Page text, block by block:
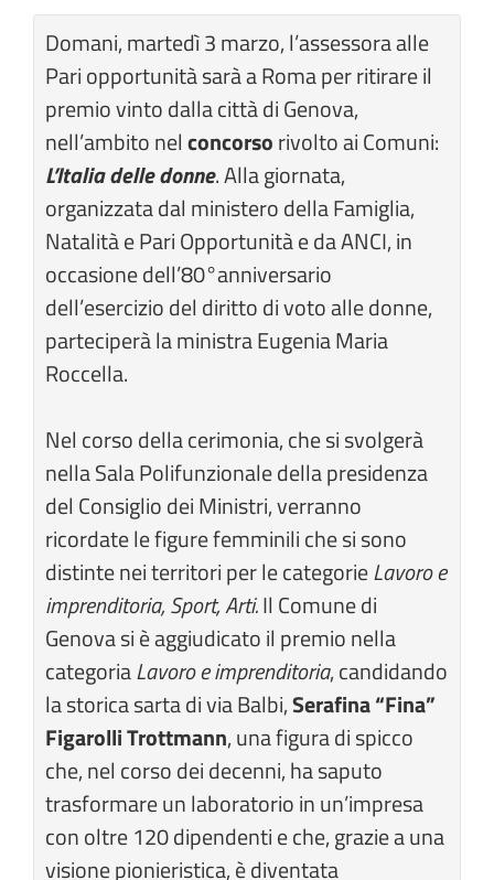
Domani, martedì 3 marzo, l’assessora alle
Pari opportunità sarà a Roma per ritirare il
premio vinto dalla città di Genova,
nell’ambito nelconcorsorivolto ai Comuni:
L’Italia delle donne. Alla giornata,
organizzata dal ministero della Famiglia,
Natalità e Pari Opportunità e da ANCI, in
occasione dell’80°anniversario
dell’esercizio del diritto di voto alle donne,
parteciperà la ministra Eugenia Maria
Roccella.
Nel corso della cerimonia, che si svolgerà
nella Sala Polifunzionale della presidenza
del Consiglio dei Ministri, verranno
ricordate le figure femminili che si sono
distinte nei territori per le categorieLavoro e
imprenditoria, Sport, Arti.Il Comune di
Genova si è aggiudicato il premio nella
categoriaLavoro e imprenditoria, candidando
la storica sarta di via Balbi,Serafina “Fina”
Figarolli Trottmann, una figura di spicco
che, nel corso dei decenni, ha saputo
trasformare un laboratorio in un’impresa
con oltre 120 dipendenti e che, grazie a una
visione pionieristica, è diventata